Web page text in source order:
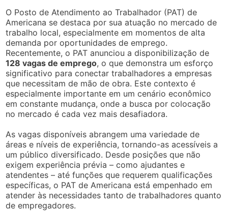
O Posto de Atendimento ao Trabalhador (PAT) de
Americana se destaca por sua atuação no mercado de
trabalho local, especialmente em momentos de alta
demanda por oportunidades de emprego.
Recentemente, o PAT anunciou a disponibilização de
128 vagas de emprego, o que demonstra um esforço
significativo para conectar trabalhadores a empresas
que necessitam de mão de obra. Este contexto é
especialmente importante em um cenário econômico
em constante mudança, onde a busca por colocação
no mercado é cada vez mais desafiadora.
As vagas disponíveis abrangem uma variedade de
áreas e níveis de experiência, tornando-as acessíveis a
um público diversificado. Desde posições que não
exigem experiência prévia – como ajudantes e
atendentes – até funções que requerem qualificações
específicas, o PAT de Americana está empenhado em
atender às necessidades tanto de trabalhadores quanto
de empregadores.